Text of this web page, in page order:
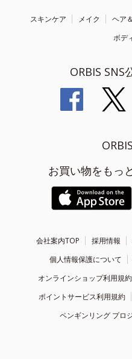
スキンケア メイク ヘア
ボデ
ORBIS SNS
お買い物をもっ
会社案内TOP 採用情報
個人情報保護について
オンラインショップ利用規約
ポイントサービス利用規約
ペンギンリング プロ